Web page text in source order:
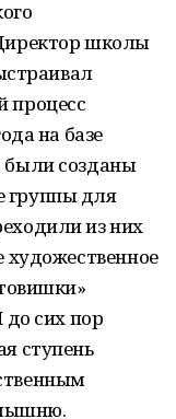
школы
процесс
на базе
были созданы
группы для
из них
художественное
до сих пор
ступень